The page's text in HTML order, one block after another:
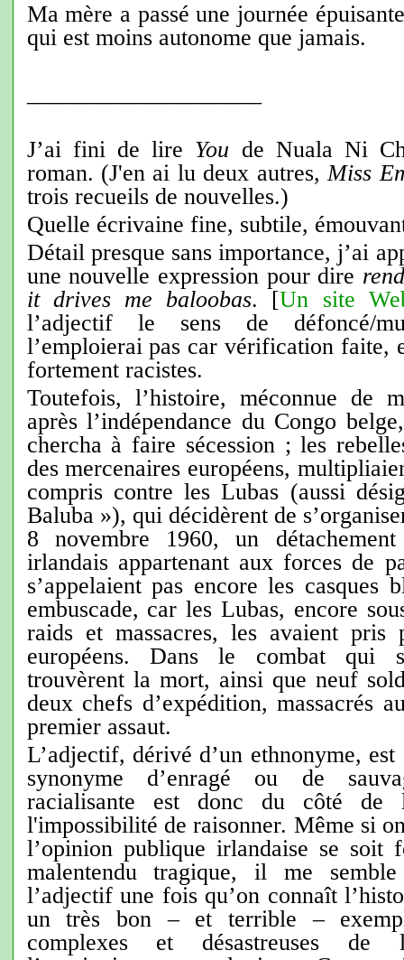
Ma mère a passé une journée
qui est moins autonome que jamais.
J’ai fini de lire You de Nuala Ni
roman. (J'en ai lu deux autres,Miss
trois recueils de nouvelles.)
Quelle écrivaine fine, subtile,
Détail presque sans importance, j’ai
une nouvelle expression pour dire
it drives me baloobas. [Un site
l’adjectif le sens de défoncé/
l’emploierai pas car vérification faite,
fortement racistes.
Toutefois, l’histoire, méconnue de
après l’indépendance du Congo
chercha à faire sécession ; les
des mercenaires européens,
compris contre les Lubas (aussi
Baluba »), qui décidèrent de
8 novembre 1960, un
irlandais appartenant aux forces de
s’appelaient pas encore les casques
embuscade, car les Lubas, encore
raids et massacres, les avaient pris
européens. Dans le combat qui
trouvèrent la mort, ainsi que neuf
deux chefs d’expédition, massacrés
premier assaut.
L’adjectif, dérivé d’un ethnonyme,
synonyme d’enragé ou de
racialisante est donc du côté de
l'impossibilité de raisonner. Même si
l’opinion publique irlandaise se soit
malentendu tragique, il me
l’adjectif une fois qu’on connaît
un très bon – et terrible –
complexes et désastreuses de